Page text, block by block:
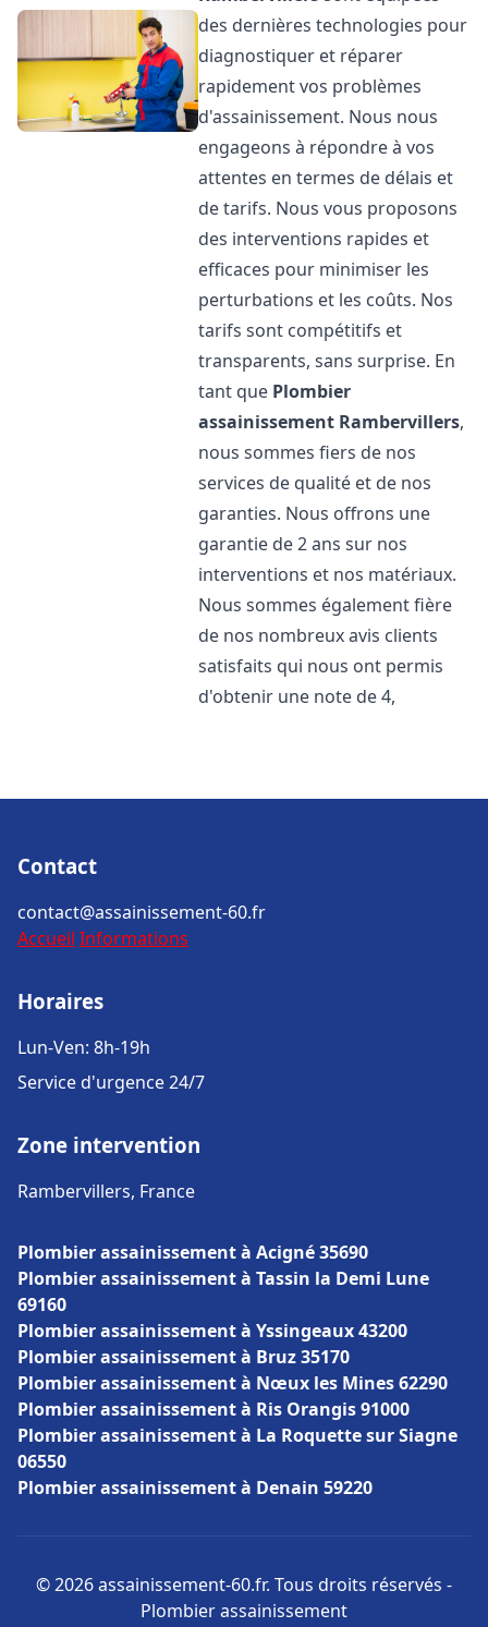
des dernières technologies pour
diagnostiquer et réparer
rapidement vos problèmes
d'assainissement. Nous nous
engageons à répondre à vos
attentes en termes de délais et
de tarifs. Nous vous proposons
des interventions rapides et
efficaces pour minimiser les
perturbations et les coûts. Nos
tarifs sont compétitifs et
transparents, sans surprise. En
tant que Plombier
assainissement Rambervillers,
nous sommes fiers de nos
services de qualité et de nos
garanties. Nous offrons une
garantie de 2 ans sur nos
interventions et nos matériaux.
Nous sommes également fière
de nos nombreux avis clients
satisfaits qui nous ont permis
d'obtenir une note de 4,
Contact
contact@assainissement-60.fr
Accueil Informations
Horaires
Lun-Ven: 8h-19h
Service d'urgence 24/7
Zone intervention
Rambervillers, France
Plombier assainissement à Acigné 35690
Plombier assainissement à Tassin la Demi Lune
69160
Plombier assainissement à Yssingeaux 43200
Plombier assainissement à Bruz 35170
Plombier assainissement à Nœux les Mines 62290
Plombier assainissement à Ris Orangis 91000
Plombier assainissement à La Roquette sur Siagne
06550
Plombier assainissement à Denain 59220
© 2026 assainissement-60.fr. Tous droits réservés -
Plombier assainissement